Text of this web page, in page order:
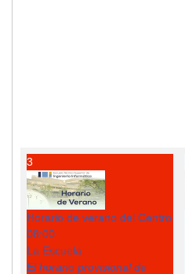
3
Horario de verano del Centro
08:00
La Escuela
El horario provisional de